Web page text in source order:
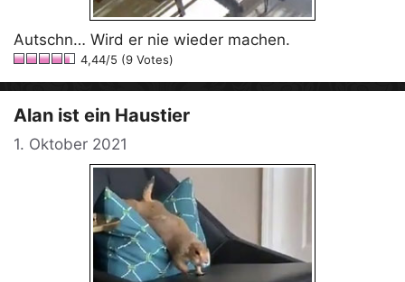
Autschn… Wird er nie wieder machen.
4,44/5 (9 Votes)
Alan ist ein Haustier
1. Oktober 2021